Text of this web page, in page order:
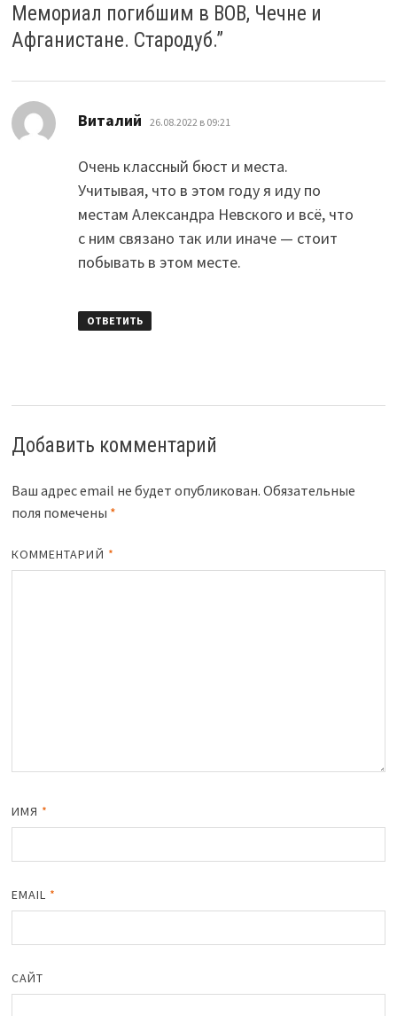
Мемориал погибшим в ВОВ, Чечне и
Афганистане. Стародуб.”
Виталий 26.08.2022 в 09:21
Очень классный бюст и места.
Учитывая, что в этом году я иду по
местам Александра Невского и всё, что
с ним связано так или иначе — стоит
побывать в этом месте.
ОТВЕТИТЬ
Добавить комментарий
Ваш адрес email не будет опубликован. Обязательные
поля помечены *
КОММЕНТАРИЙ *
ИМЯ *
EMAIL *
САЙТ